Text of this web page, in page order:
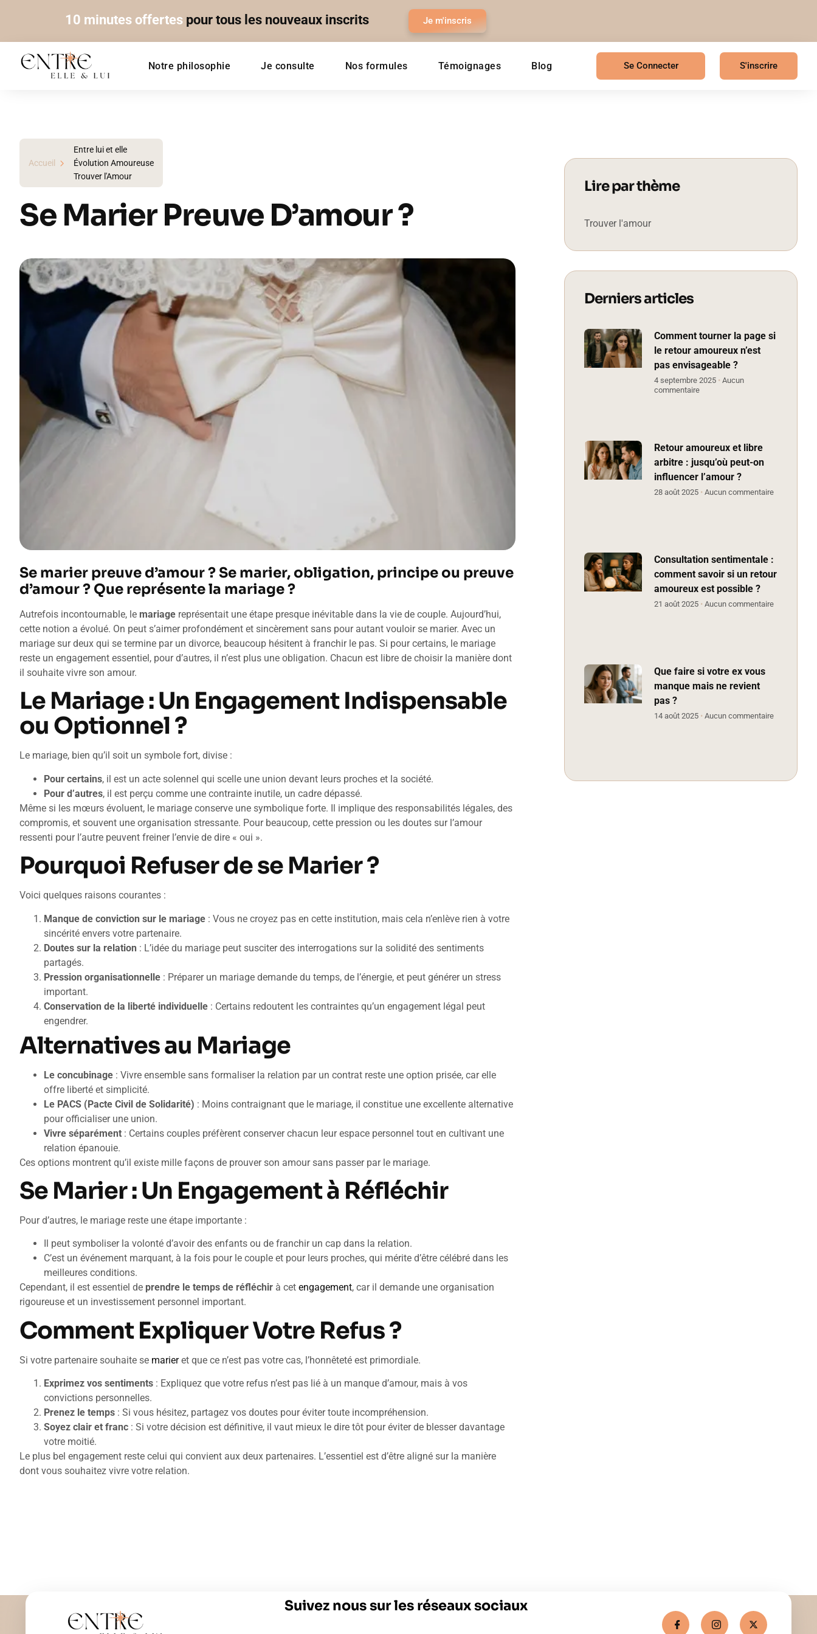
10 minutes offertes pour tous les nouveaux inscrits Je m'inscris
Notre philosophie Je consulte Nos formules Témoignages Blog Se Connecter S'inscrire
Accueil
Entre lui et elle
Évolution Amoureuse
Trouver l'Amour
Se Marier Preuve D’amour ?
Se marier preuve d’amour ? Se marier, obligation, principe ou preuve
d’amour ? Que représente la mariage ?
Autrefois incontournable, le mariage représentait une étape presque inévitable dans la vie de couple. Aujourd’hui,
cette notion a évolué. On peut s’aimer profondément et sincèrement sans pour autant vouloir se marier. Avec un
mariage sur deux qui se termine par un divorce, beaucoup hésitent à franchir le pas. Si pour certains, le mariage
reste un engagement essentiel, pour d’autres, il n’est plus une obligation. Chacun est libre de choisir la manière dont
il souhaite vivre son amour.
Le Mariage : Un Engagement Indispensable
ou Optionnel ?
Le mariage, bien qu’il soit un symbole fort, divise :
Pour certains, il est un acte solennel qui scelle une union devant leurs proches et la société.
Pour d’autres, il est perçu comme une contrainte inutile, un cadre dépassé.
Même si les mœurs évoluent, le mariage conserve une symbolique forte. Il implique des responsabilités légales, des
compromis, et souvent une organisation stressante. Pour beaucoup, cette pression ou les doutes sur l’amour
ressenti pour l’autre peuvent freiner l’envie de dire « oui ».
Pourquoi Refuser de se Marier ?
Voici quelques raisons courantes :
Manque de conviction sur le mariage : Vous ne croyez pas en cette institution, mais cela n’enlève rien à votre
sincérité envers votre partenaire.
Doutes sur la relation : L’idée du mariage peut susciter des interrogations sur la solidité des sentiments
partagés.
Pression organisationnelle : Préparer un mariage demande du temps, de l’énergie, et peut générer un stress
important.
Conservation de la liberté individuelle : Certains redoutent les contraintes qu’un engagement légal peut
engendrer.
Alternatives au Mariage
Le concubinage : Vivre ensemble sans formaliser la relation par un contrat reste une option prisée, car elle
offre liberté et simplicité.
Le PACS (Pacte Civil de Solidarité) : Moins contraignant que le mariage, il constitue une excellente alternative
pour officialiser une union.
Vivre séparément : Certains couples préfèrent conserver chacun leur espace personnel tout en cultivant une
relation épanouie.
Ces options montrent qu’il existe mille façons de prouver son amour sans passer par le mariage.
Se Marier : Un Engagement à Réfléchir
Pour d’autres, le mariage reste une étape importante :
Il peut symboliser la volonté d’avoir des enfants ou de franchir un cap dans la relation.
C’est un événement marquant, à la fois pour le couple et pour leurs proches, qui mérite d’être célébré dans les
meilleures conditions.
Cependant, il est essentiel de prendre le temps de réfléchir à cet engagement, car il demande une organisation
rigoureuse et un investissement personnel important.
Comment Expliquer Votre Refus ?
Si votre partenaire souhaite se marieret que ce n’est pas votre cas, l’honnêteté est primordiale.
Exprimez vos sentiments : Expliquez que votre refus n’est pas lié à un manque d’amour, mais à vos
convictions personnelles.
Prenez le temps : Si vous hésitez, partagez vos doutes pour éviter toute incompréhension.
Soyez clair et franc : Si votre décision est définitive, il vaut mieux le dire tôt pour éviter de blesser davantage
votre moitié.
Le plus bel engagement reste celui qui convient aux deux partenaires. L’essentiel est d’être aligné sur la manière
dont vous souhaitez vivre votre relation.
Lire par thème
Trouver l'amour
Derniers articles
Comment tourner la page si
le retour amoureux n’est
pas envisageable ?
4 septembre 2025
Aucun
commentaire
Retour amoureux et libre
arbitre : jusqu’où peut-on
influencer l’amour ?
28 août 2025 Aucun commentaire
Consultation sentimentale :
comment savoir si un retour
amoureux est possible ?
21 août 2025 Aucun commentaire
Que faire si votre ex vous
manque mais ne revient
pas ?
14 août 2025 Aucun commentaire
Suivez nous sur les réseaux sociaux